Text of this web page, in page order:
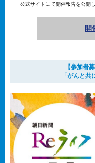
公式サイトにて開催報告を公開
開
【参加者
「がんと共